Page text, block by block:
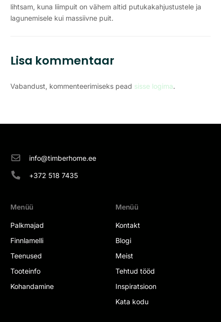
lihtsam, kuna liimpuit on vähem altid putukakahjustustele ja
lagunemisele kui massiivne puit.
Lisa kommentaar
Vabandust, kommenteerimiseks pead sisse logima.
info@timberhome.ee
+372 518 7435
Menüü
Palkmajad
Finnlamelli
Teenused
Tooteinfo
Kohandamine
Menüü
Kontakt
Blogi
Meist
Tehtud tööd
Inspiratsioon
Kata kodu